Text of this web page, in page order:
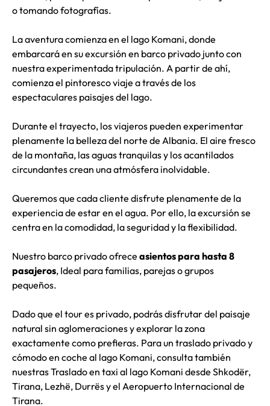
o tomando fotografías.
La aventura comienza en el lago Komani, donde
embarcará en su excursión en barco privado junto con
nuestra experimentada tripulación. A partir de ahí,
comienza el pintoresco viaje a través de los
espectaculares paisajes del lago.
Durante el trayecto, los viajeros pueden experimentar
plenamente la belleza del norte de Albania. El aire fresco
de la montaña, las aguas tranquilas y los acantilados
circundantes crean una atmósfera inolvidable.
Queremos que cada cliente disfrute plenamente de la
experiencia de estar en el agua. Por ello, la excursión se
centra en la comodidad, la seguridad y la flexibilidad.
Nuestro barco privado ofrece asientos para hasta 8
pasajeros, Ideal para familias, parejas o grupos
pequeños.
Dado que el tour es privado, podrás disfrutar del paisaje
natural sin aglomeraciones y explorar la zona
exactamente como prefieras. Para un traslado privado y
cómodo en coche al lago Komani, consulta también
nuestrasTraslado en taxi al lago Komani desde Shkodër,
Tirana, Lezhë, Durrës y el Aeropuerto Internacional de
Tirana.